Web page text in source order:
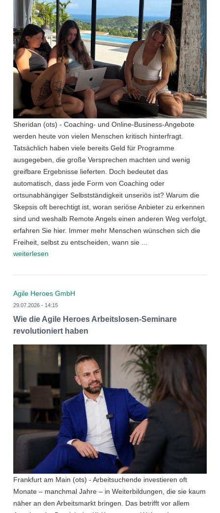
Sheridan (ots) - Coaching- und Online-Business-Angebote
werden heute von vielen Menschen kritisch hinterfragt.
Tatsächlich haben viele bereits Geld für Programme
ausgegeben, die große Versprechen machten und wenig
greifbare Ergebnisse lieferten. Doch bedeutet das
automatisch, dass jede Form von Coaching oder
ortsunabhängiger Selbstständigkeit unseriös ist? Warum die
Skepsis oft berechtigt ist, woran seriöse Anbieter zu erkennen
sind und weshalb Remote Angels einen anderen Weg verfolgt,
erfahren Sie hier. Immer mehr Menschen wünschen sich die
Freiheit, selbst zu entscheiden, wann sie ...
weiterlesen
Agile Heroes GmbH
29.07.2026 - 14:15
Wie die Agile Heroes Arbeitslosen-Seminare
revolutioniert haben
Frankfurt am Main (ots) - Arbeitsuchende investieren oft
Monate – manchmal Jahre – in Weiterbildungen, die sie kaum
näher an den Arbeitsmarkt bringen. Das betrifft vor allem